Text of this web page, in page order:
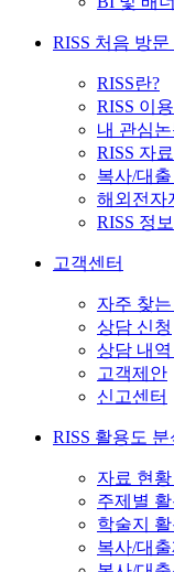
RISS 처음 방문
RISS란?
RISS 이
내 관심
RISS 자
복사/대
해외전자
RISS 정
고객센터
자주 찾
상담 신청
상담 내역
고객제안
신고센터
RISS 활용도 분
자료 현황
주제별
학술지
복사/대